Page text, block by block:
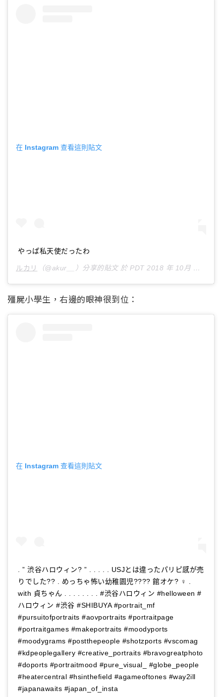
在 Instagram 查看這則貼文
やっぱ私天使だったわ
ルカリ （@akur__）分享的貼文 於 PDT 2018 年 10月 月 28 日 下午 11:37
殭屍小學生，右邊的眼神很到位：
在 Instagram 查看這則貼文
. ” 渋谷ハロウィン? ” . . . . . USJとは違ったパリピ感が売
りでした?? . めっちゃ怖い幼稚園児???? 館オケ? ♀️ .
with 貞ちゃん . . . . . . . . #渋谷ハロウィン #helloween #
ハロウィン #渋谷 #SHIBUYA #portrait_mf
#pursuitofportraits #aovportraits #portraitpage
#portraitgames #makeportraits #moodyports
#moodygrams #postthepeople #shotzports #vscomag
#kdpeoplegallery #creative_portraits #bravogreatphoto
#doports #portraitmood #pure_visual_ #globe_people
#heatercentral #hsinthefield #agameoftones #way2ill
#japanawaits #japan_of_insta